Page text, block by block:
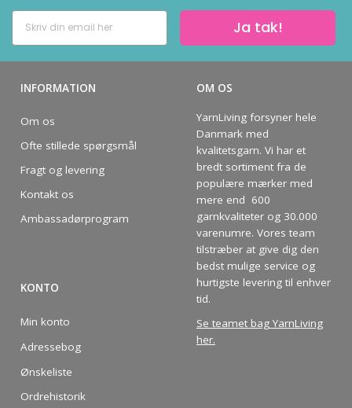
Ja tak!
INFORMATION
Om os
Ofte stillede spørgsmål
Fragt og levering
Kontakt os
Ambassadørprogram
KONTO
Min konto
Adressebog
Ønskeliste
Ordrehistorik
OM OS
YarnLiving forsyner hele
Danmark med
kvalitetsgarn. Vi har et
bredt sortiment fra de
populære mærker med
mere end 600
garnkvaliteter og 30.000
varenumre. Vores team
tilstræber at give dig den
bedst mulige service og
hurtigste levering til enhver
tid.
Se teamet bag YarnLiving
her.